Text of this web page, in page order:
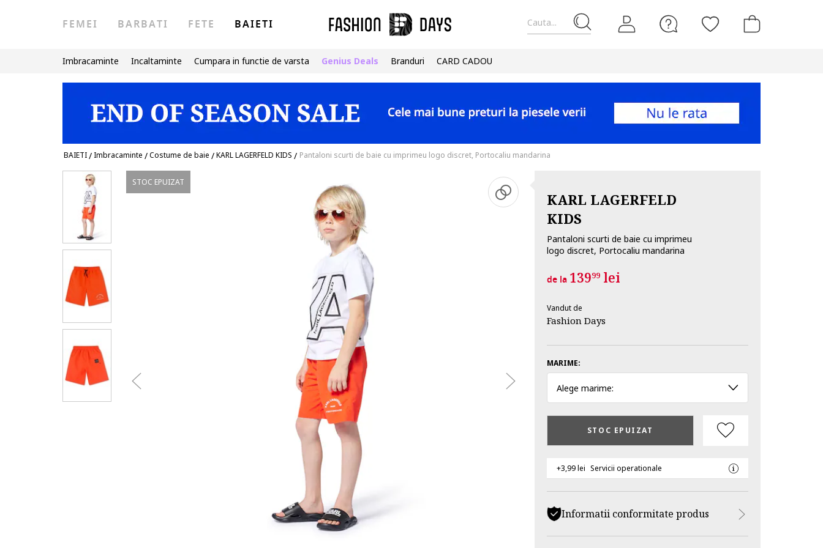
Cauta...
FEMEI BARBATI FETE BAIETI
Imbracaminte Incaltaminte Cumpara in functie de varsta Genius Deals Branduri CARD CADOU
BAIETI/Imbracaminte /Costume de baie /KARL LAGERFELD KIDS / Pantaloni scurti de baie cu imprimeu logo discret, Portocaliu mandarina
STOC EPUIZAT
KARL LAGERFELD
KIDS
Pantaloni scurti de baie cu imprimeu
logo discret, Portocaliu mandarina
de la 13999lei
Vandut de
Fashion Days
MARIME:
Alege marime:
STOC EPUIZAT
+3,99 lei Servicii operationale
Informatii conformitate produs